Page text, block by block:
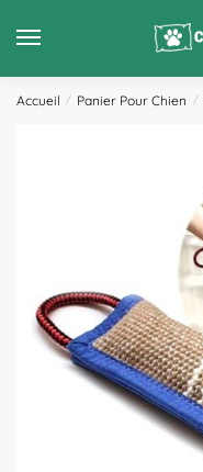
Accueil / Panier Pour Chien /